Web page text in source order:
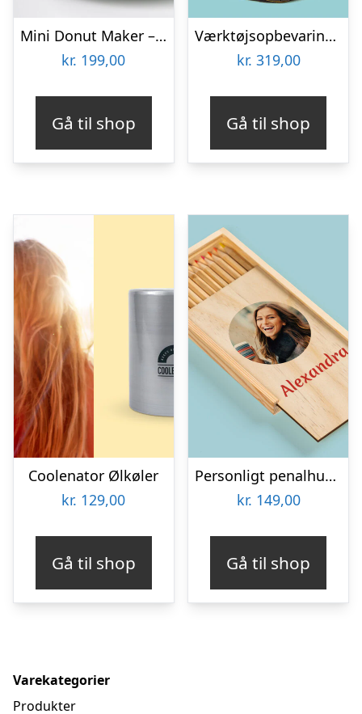
Mini Donut Maker – KitchPro
kr. 199,00
Gå til shop
Værktøjsopbevaring til spand
kr. 319,00
Gå til shop
Coolenator Ølkøler
kr. 129,00
Gå til shop
Personligt penalhus med foto & tekst
kr. 149,00
Gå til shop
Varekategorier
Produkter